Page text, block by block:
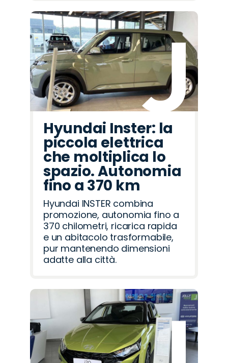
Hyundai Inster: la
piccola elettrica
che moltiplica lo
spazio. Autonomia
fino a 370 km
Hyundai INSTER combina
promozione, autonomia fino a
370 chilometri, ricarica rapida
e un abitacolo trasformabile,
pur mantenendo dimensioni
adatte alla città.